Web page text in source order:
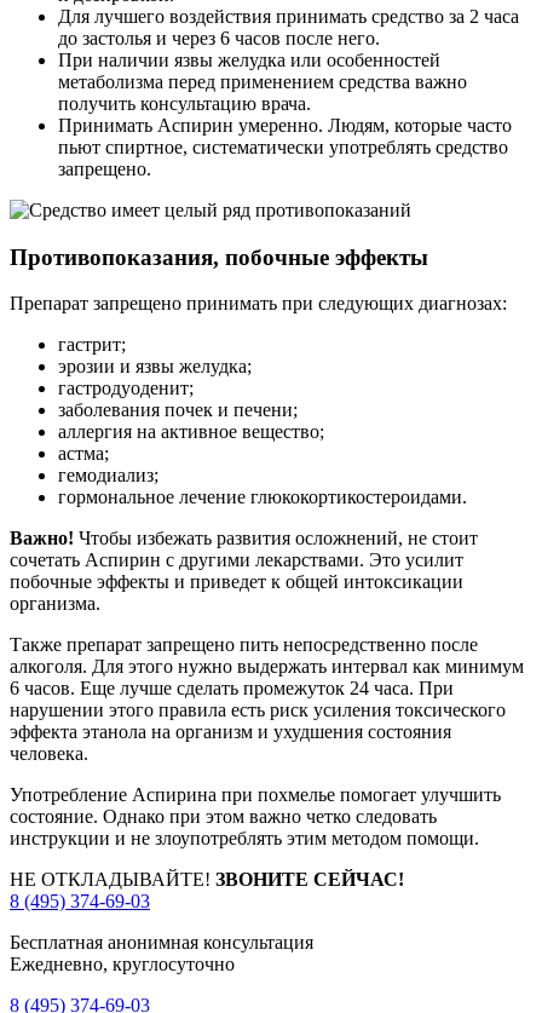
Для лучшего воздействия принимать средство за 2 часа
до застолья и через 6 часов после него.
При наличии язвы желудка или особенностей
метаболизма перед применением средства важно
получить консультацию врача.
Принимать Аспирин умеренно. Людям, которые часто
пьют спиртное, систематически употреблять средство
запрещено.
Противопоказания, побочные эффекты
Препарат запрещено принимать при следующих диагнозах:
гастрит;
эрозии и язвы желудка;
гастродуоденит;
заболевания почек и печени;
аллергия на активное вещество;
астма;
гемодиализ;
гормональное лечение глюкокортикостероидами.
Важно! Чтобы избежать развития осложнений, не стоит
сочетать Аспирин с другими лекарствами. Это усилит
побочные эффекты и приведет к общей интоксикации
организма.
Также препарат запрещено пить непосредственно после
алкоголя. Для этого нужно выдержать интервал как минимум
6 часов. Еще лучше сделать промежуток 24 часа. При
нарушении этого правила есть риск усиления токсического
эффекта этанола на организм и ухудшения состояния
человека.
Употребление Аспирина при похмелье помогает улучшить
состояние. Однако при этом важно четко следовать
инструкции и не злоупотреблять этим методом помощи.
НЕ ОТКЛАДЫВАЙТЕ! ЗВОНИТЕ СЕЙЧАС!
8 (495) 374-69-03
Бесплатная анонимная консультация
Ежедневно, круглосуточно
8 (495) 374-69-03